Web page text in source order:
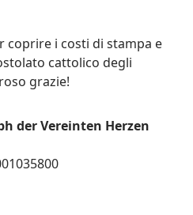
coprire i costi di stampa e
cattolico degli
grazie!
der Vereinten Herzen